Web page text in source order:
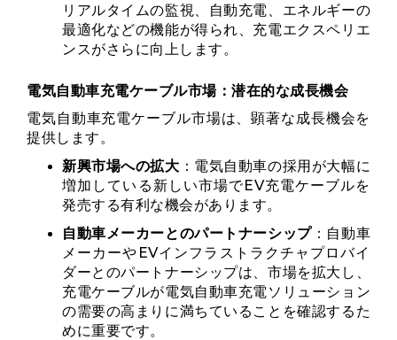
リアルタイムの監視、自動充電、エネルギーの
最適化などの機能が得られ、充電エクスペリエ
ンスがさらに向上します。
電気自動車充電ケーブル市場：潜在的な成長機会
電気自動車充電ケーブル市場は、顕著な成長機会を
提供します。
新興市場への拡大 ：電気自動車の採用が大幅に
増加している新しい市場でEV充電ケーブルを
発売する有利な機会があります。
自動車メーカーとのパートナーシップ：自動車
メーカーやEVインフラストラクチャプロバイ
ダーとのパートナーシップは、市場を拡大し、
充電ケーブルが電気自動車充電ソリューション
の需要の高まりに満ちていることを確認するた
めに重要です。